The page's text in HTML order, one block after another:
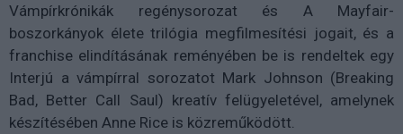
Vámpírkrónikák regénysorozat és A Mayfair-
boszorkányok élete trilógia megfilmesítési jogait, és a
franchise elindításának reményében be is rendeltek egy
Interjú a vámpírral sorozatot Mark Johnson (Breaking
Bad, Better Call Saul) kreatív felügyeletével, amelynek
készítésében Anne Rice is közreműködött.